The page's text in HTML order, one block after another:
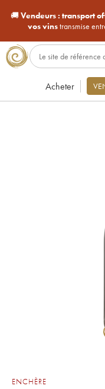
🚚Vendeurs : transport
vos vinstransmise
Acheter
ENCHÈRE